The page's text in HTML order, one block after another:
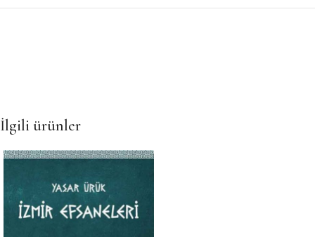
İlgili ürünler